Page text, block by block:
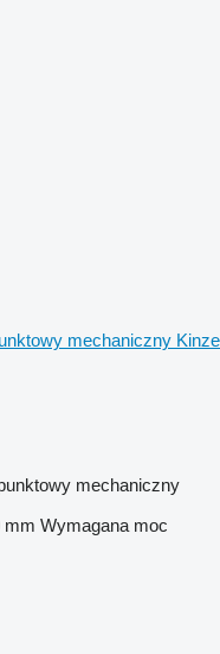
mechaniczny Kinze
mechaniczny
mm Wymagana moc